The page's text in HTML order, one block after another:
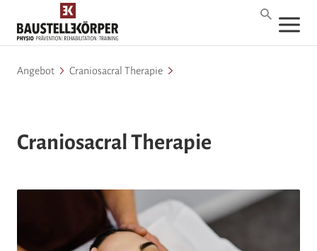
Angebot Craniosacral Therapie
Craniosacral Therapie